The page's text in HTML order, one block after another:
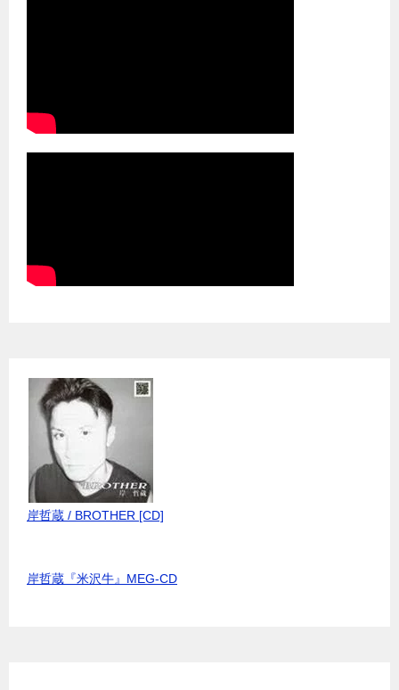
岸哲蔵 / BROTHER [CD]
岸哲蔵『米沢牛』MEG-CD